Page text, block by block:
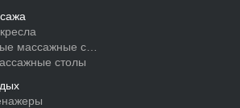
массажные столы
столы